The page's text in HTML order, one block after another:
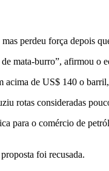
perdeu força depois
mata-burro”, afirmou o
de US$ 140 o
rotas consideradas
para o comércio de
foi recusada.